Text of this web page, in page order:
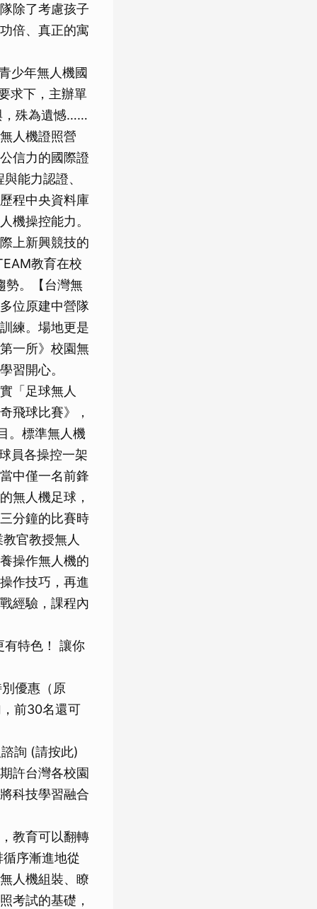
除了考慮孩子
倍、真正的寓
少年無人機國
求下，主辦單
，殊為遺憾……
人機證照營
信力的國際證
能力認證、
程中央資料庫
機操控能力。
上新興競技的
教育在校
勢。【台灣無
位原建中營隊
練。場地更是
一所》校園無
習開心。
「足球無人
飛球比賽》，
。標準無人機
員各操控一架
中僅一名前鋒
無人機足球，
分鐘的比賽時
官教授無人
操作無人機的
作技巧，再進
經驗，課程內
特色！ 讓你
優惠（原
前30名還可
詢 (請按此)
許台灣各校園
科技學習融合
教育可以翻轉
序漸進地從
人機組裝、瞭
考試的基礎，